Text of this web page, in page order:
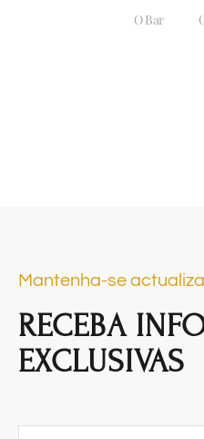
O Bar
Mantenha-se
RECEBA
EXCLUSIVAS